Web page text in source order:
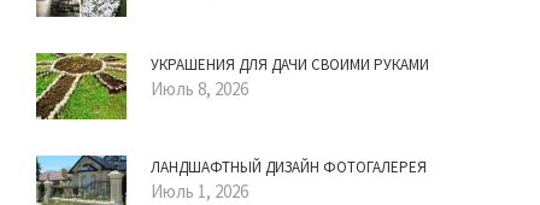
УКРАШЕНИЯ ДЛЯ ДАЧИ СВОИМИ РУКАМИ
Июль 8, 2026
ЛАНДШАФТНЫЙ ДИЗАЙН ФОТОГАЛЕРЕЯ
Июль 1, 2026